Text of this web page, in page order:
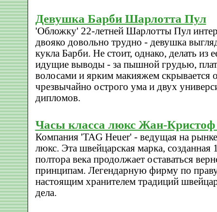
Девушка Барби Шарлотта Пул
'Обложку' 22-летней Шарлотты Пул
двояко довольно трудно - девушка
кукла Барби. Не стоит, однако, делать из
идущие выводы - за пышной грудью,
волосами и ярким макияжем скрывается
чрезвычайно острого ума и двух
дипломов.
Часы класса люкс Жан-Кристоф
Компания 'TAG Heuer' - ведущая на рынке
люкс. Эта швейцарская марка, созданная
полтора века продолжает оставаться
принципам. Легендарную фирму по
настоящим хранителем традиций
дела.